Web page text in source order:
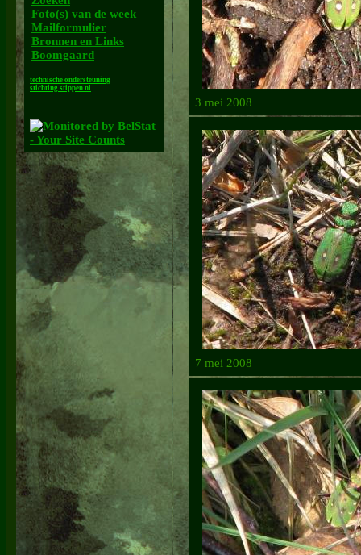
Foto(s) van de week
Mailformulier
Bronnen en Links
Boomgaard
technische ondersteuning
stichting.stippen.nl
3 mei 2008
7 mei 2008